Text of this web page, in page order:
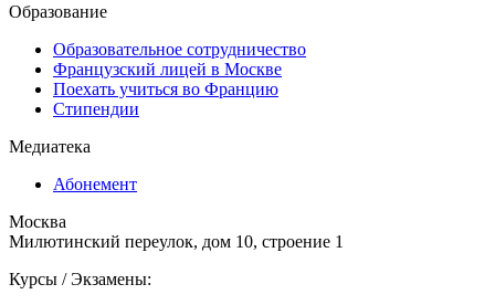
Образование
Образовательное сотрудничество
Французский лицей в Москве
Поехать учиться во Францию
Стипендии
Медиатека
Абонемент
Москва
Милютинский переулок, дом 10, строение 1
Курсы / Экзамены: